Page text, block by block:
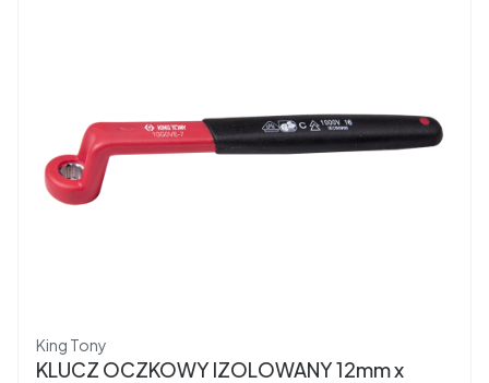
Producent
King Tony
KLUCZ OCZKOWY IZOLOWANY 12mm x